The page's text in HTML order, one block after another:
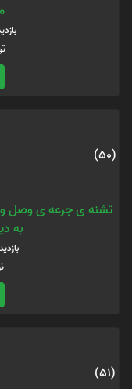
بازدید: 318 - کد
(50)
تشنه ی جرعه ی وصل
به
بازدید: 447 - کد
(51)